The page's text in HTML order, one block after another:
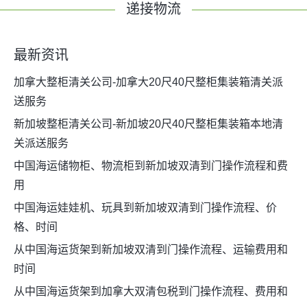
递接物流
最新资讯
加拿大整柜清关公司-加拿大20尺40尺整柜集装箱清关派
送服务
新加坡整柜清关公司-新加坡20尺40尺整柜集装箱本地清
关派送服务
中国海运储物柜、物流柜到新加坡双清到门操作流程和费
用
中国海运娃娃机、玩具到新加坡双清到门操作流程、价
格、时间
从中国海运货架到新加坡双清到门操作流程、运输费用和
时间
从中国海运货架到加拿大双清包税到门操作流程、费用和